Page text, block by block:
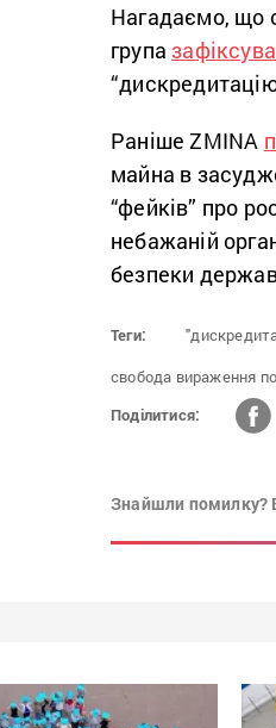
Нагадаємо, що
група
Раніше ZMINA
майна в
“фейків” про
небажаній
безпеки
Теги:
свобода вираження
Поділитися:
Знайшли помилку?